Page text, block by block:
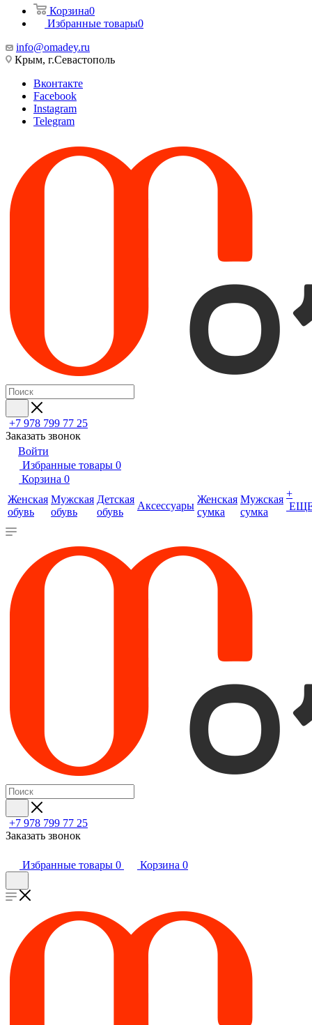
Корзина0
Избранные товары0
info@omadey.ru
Крым, г.Севастополь
Вконтакте
Facebook
Instagram
Telegram
+7 978 799 77 25
Заказать звонок
Войти
Избранные товары 0
Корзина 0
Женская
обувь
Мужская
обувь
Детская
обувь
Аксессуары
Женская
сумка
Мужская
сумка
+
+7 978 799 77 25
Заказать звонок
Избранные товары 0 Корзина 0